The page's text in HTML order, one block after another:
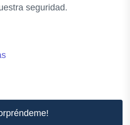
seguridad.